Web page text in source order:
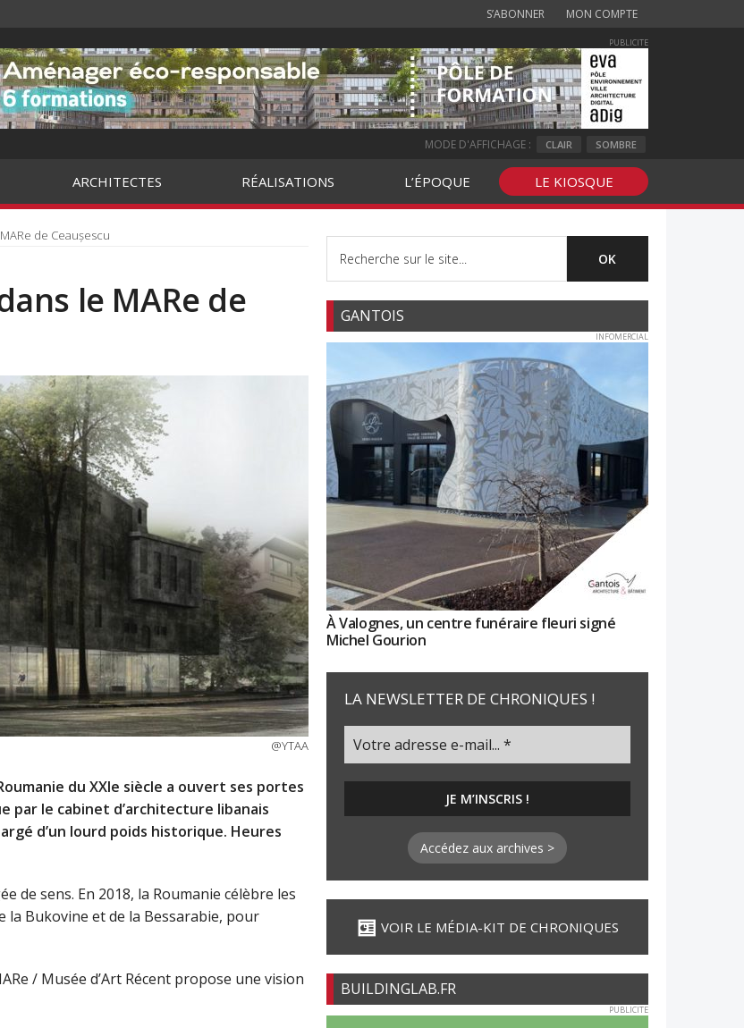
S’ABONNER MON COMPTE
PUBLICITE
MODE D'AFFICHAGE : CLAIR SOMBRE
ARCHITECTES RÉALISATIONS L’ÉPOQUE LE KIOSQUE
de Ceaușescu
le MARe de
@YTAA
du XXIe siècle a ouvert ses portes
par le cabinet d’architecture libanais
d’un lourd poids historique. Heures
de sens. En 2018, la Roumanie célèbre les
la Bukovine et de la Bessarabie, pour
/ Musée d’Art Récent propose une vision
GANTOIS
INFOMERCIAL
À Valognes, un centre funéraire fleuri signé
Michel Gourion
LA NEWSLETTER DE CHRONIQUES !
Accédez aux archives >
VOIR LE MÉDIA-KIT DE CHRONIQUES
BUILDINGLAB.FR
PUBLICITE